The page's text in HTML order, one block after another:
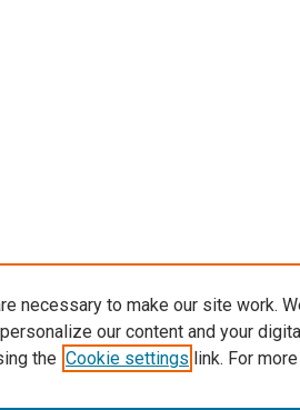
necessary to make our site work.
our content and your
the Cookie settings link. For